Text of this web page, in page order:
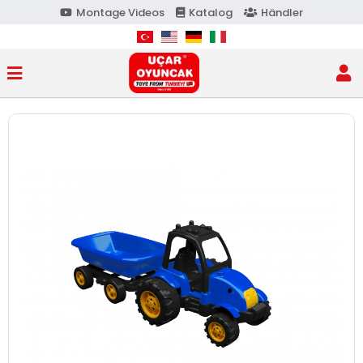
Montage Videos Katalog Händler